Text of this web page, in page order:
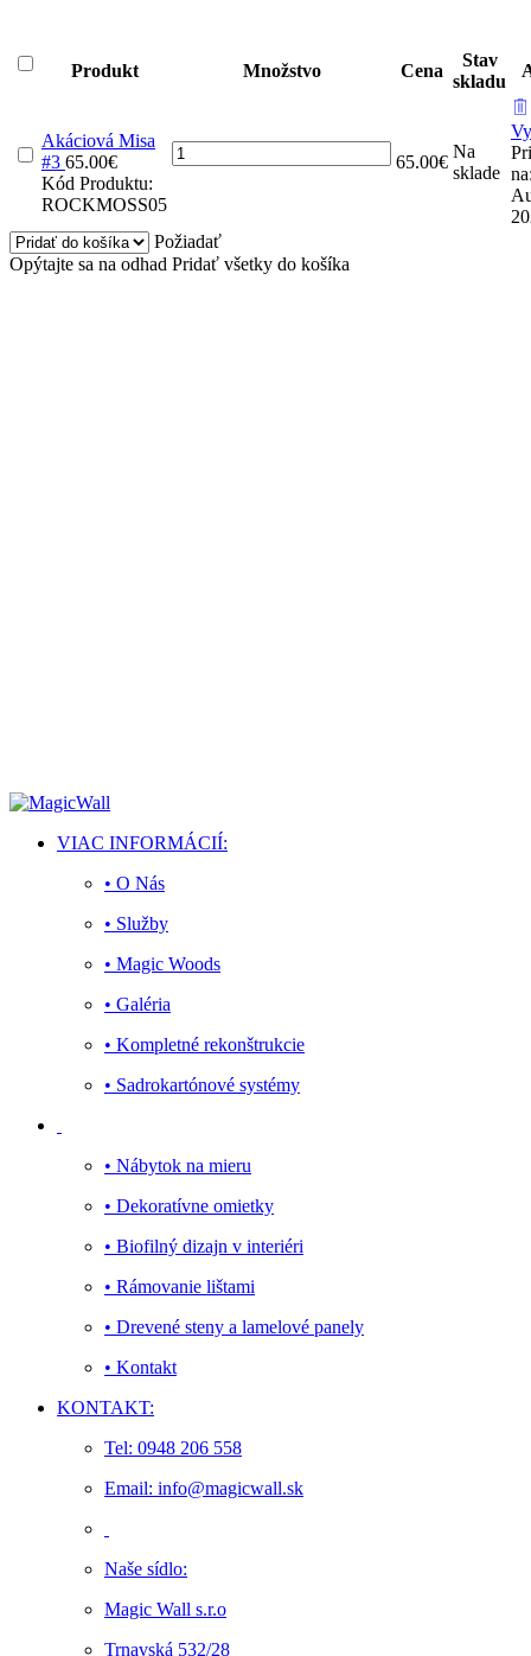
Produkt Množstvo Cena
Stav
skladu
Akáciová Misa
#3 65.00€
Kód Produktu:
ROCKMOSS05
množstvo
Akáciová
65.00€
Na
sklade
Požiadať
Opýtajte sa na odhad Pridať všetky do košíka
VIAC INFORMÁCIÍ:
• O Nás
• Služby
• Magic Woods
• Galéria
• Kompletné rekonštrukcie
• Sadrokartónové systémy
• Nábytok na mieru
• Dekoratívne omietky
• Biofilný dizajn v interiéri
• Rámovanie lištami
• Drevené steny a lamelové panely
• Kontakt
KONTAKT:
Tel: 0948 206 558
Email: info@magicwall.sk
Naše sídlo:
Magic Wall s.r.o
Trnavská 532/28